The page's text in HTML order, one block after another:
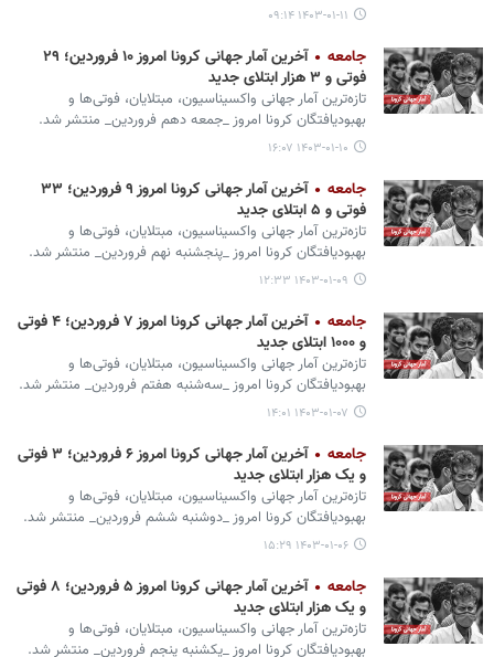
۱۴۰۳-۰۱-۱۱ ۰۹:۱۴
جامعه
آخرین آمار جهانی کرونا امروز ۱۰ فروردین؛ ۲۹
فوتی و ۳ هزار ابتلای جدید
تازه‌ترین آمار جهانی واکسیناسیون، مبتلایان، فوتی‌ها و
بهبودیافتگان کرونا امروز _جمعه دهم فروردین_ منتشر شد.
۱۴۰۳-۰۱-۱۰ ۱۶:۰۷
جامعه
آخرین آمار جهانی کرونا امروز ۹ فروردین؛ ۳۳
فوتی و ۵ ابتلای جدید
تازه‌ترین آمار جهانی واکسیناسیون، مبتلایان، فوتی‌ها و
بهبودیافتگان کرونا امروز _پنجشنبه نهم فروردین_ منتشر شد.
۱۴۰۳-۰۱-۰۹ ۱۲:۳۳
جامعه
آخرین آمار جهانی کرونا امروز ۷ فروردین؛ ۴ فوتی
و ۱۰۰۰ ابتلای جدید
تازه‌ترین آمار جهانی واکسیناسیون، مبتلایان، فوتی‌ها و
بهبودیافتگان کرونا امروز _سه‌شنبه هفتم فروردین_ منتشر شد.
۱۴۰۳-۰۱-۰۷ ۱۴:۰۱
جامعه
آخرین آمار جهانی کرونا امروز ۶ فروردین؛ ۳ فوتی
و یک هزار ابتلای جدید
تازه‌ترین آمار جهانی واکسیناسیون، مبتلایان، فوتی‌ها و
بهبودیافتگان کرونا امروز _دوشنبه ششم فروردین_ منتشر شد.
۱۴۰۳-۰۱-۰۶ ۱۵:۲۹
جامعه
آخرین آمار جهانی کرونا امروز ۵ فروردین؛ ۸ فوتی
و یک هزار ابتلای جدید
تازه‌ترین آمار جهانی واکسیناسیون، مبتلایان، فوتی‌ها و
بهبودیافتگان کرونا امروز _یکشنبه پنجم فروردین_ منتشر شد.